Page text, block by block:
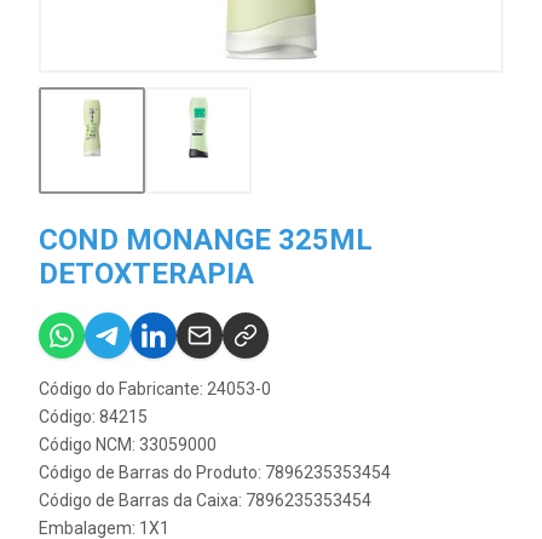
COND MONANGE 325ML
DETOXTERAPIA
Código do Fabricante: 24053-0
Código: 84215
Código NCM: 33059000
Código de Barras do Produto: 7896235353454
Código de Barras da Caixa: 7896235353454
Embalagem: 1X1